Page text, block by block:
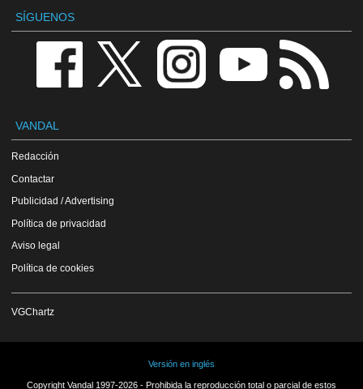
SÍGUENOS
VANDAL
Redacción
Contactar
Publicidad / Advertising
Política de privacidad
Aviso legal
Política de cookies
VGChartz
Versión en inglés
Copyright Vandal 1997-2026 - Prohibida la reproducción total o parcial de estos